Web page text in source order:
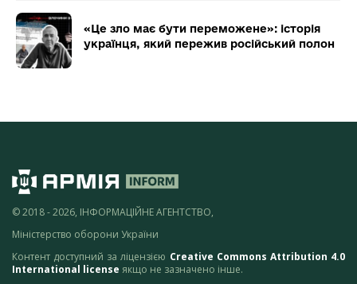
«Це зло має бути переможене»: історія
українця, який пережив російський полон
© 2018 - 2026, ІНФОРМАЦІЙНЕ АГЕНТСТВО,
Міністерство оборони України
Контент доступний за ліцензією Creative Commons Attribution 4.0
International license якщо не зазначено інше.